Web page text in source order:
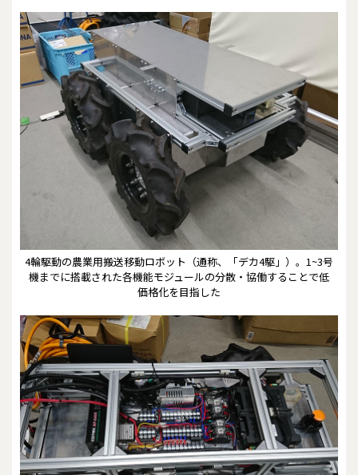
4輪駆動の農業用搬送移動ロボット（通称、「デカ4駆」）。1~3号
機までに搭載された各機能モジュールの分散・協働することで低
価格化を目指した